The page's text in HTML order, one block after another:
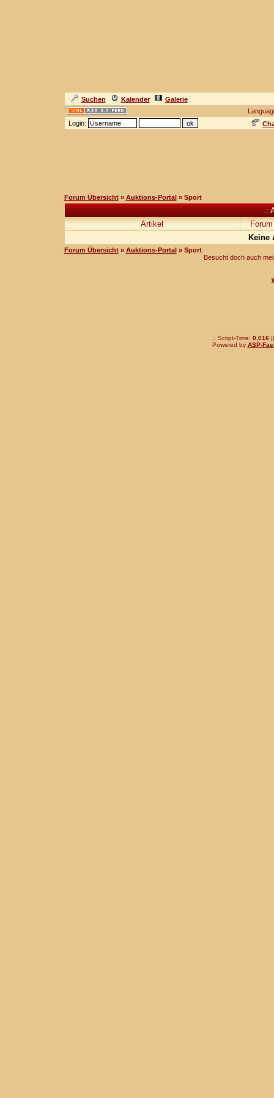
Suchen Kalender
Galerie
Login:
Forum Übersicht» Auktions-Portal » Sport
.:
Artikel
Forum
Keine
Forum Übersicht» Auktions-Portal » Sport
Besucht doch auch
.: Script-Time: 0,016||
Powered by ASP-